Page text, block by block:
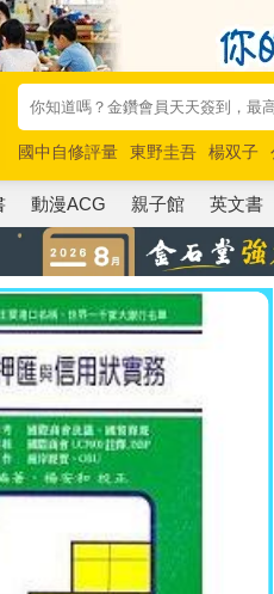
國中自修評量 東野圭吾 楊双子
唯紅花綻放
奧德賽 路邊攤新作
動漫ACG 親子館 英文書